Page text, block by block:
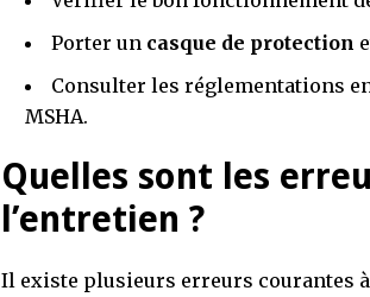
Porter un casque de protection
Consulter les réglementations
MSHA.
Quelles sont les
l’entretien ?
Il existe plusieurs erreurs courantes